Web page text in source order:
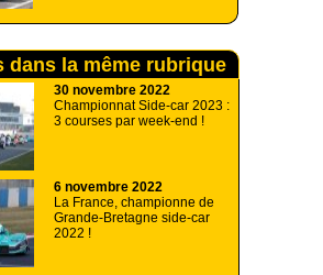
dans la même rubrique
30 novembre 2022
Championnat Side-car 2023 :
3 courses par week-end !
6 novembre 2022
La France, championne de
Grande-Bretagne side-car
2022 !